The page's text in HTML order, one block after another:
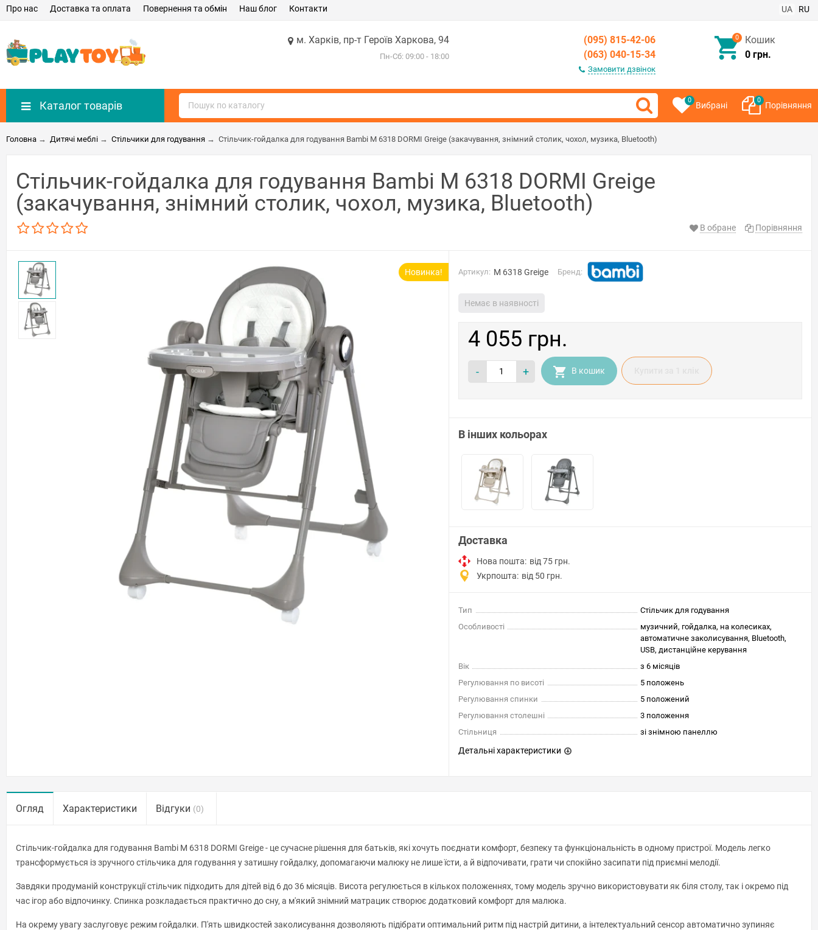
UA RU
Про нас Доставка та оплата Повернення та обмін Наш блог Контакти
м. Харків, пр-т Героїв Харкова, 94
Пн-Сб: 09:00 - 18:00
(095) 815-42-06
(063) 040-15-34
Замовити дзвінок
0
Кошик
0 грн.
Каталог товарів 0 Вибрані 0 Порівняння
Головна → Дитячі меблі → Стільчики для годування → Стільчик-гойдалка для годування Bambi M 6318 DORMI Greige (закачування, знімний столик, чохол, музика, Bluetooth)
Стільчик-гойдалка для годування Bambi M 6318 DORMI Greige
(закачування, знімний столик, чохол, музика, Bluetooth)
В обране Порівняння
Новинка! Артикул: M 6318 Greige Бренд:
Немає в наявності
4 055 грн.
- + В кошик
В інших кольорах
Доставка
Нова пошта: від 75 грн.
Укрпошта: від 50 грн.
Тип
Стільчик для годування
Особливості
музичний, гойдалка, на колесиках,
автоматичне заколисування, Bluetooth,
USB, дистанційне керування
Вік
з 6 місяців
Регулювання по висоті
5 положень
Регулювання спинки
5 положений
Регулювання столешні
3 положення
Стільниця
зі знімною панеллю
Детальні характеристики
Огляд Характеристики Відгуки (0)
Стільчик-гойдалка для годування Bambi M 6318 DORMI Greige - це сучасне рішення для батьків, які хочуть поєднати комфорт, безпеку та функціональність в одному пристрої. Модель легко
трансформується із зручного стільчика для годування у затишну гойдалку, допомагаючи малюку не лише їсти, а й відпочивати, грати чи спокійно засипати під приємні мелодії.
Завдяки продуманій конструкції стільчик підходить для дітей від 6 до 36 місяців. Висота регулюється в кількох положеннях, тому модель зручно використовувати як біля столу, так і окремо під
час ігор або відпочинку. Спинка розкладається практично до сну, а м'який знімний матрацик створює додатковий комфорт для малюка.
На окрему увагу заслуговує режим гойдалки. П'ять швидкостей заколисування дозволяють підібрати оптимальний ритм під настрій дитини, а інтелектуальний сенсор автоматично зупиняє